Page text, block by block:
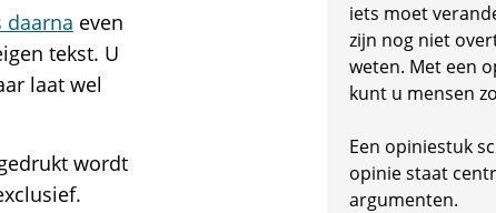
daarna even
tekst. U
laat wel
wordt
iets moet
zijn nog niet
weten. Met een
kunt u mensen
Een opiniestuk
opinie staat
argumenten.